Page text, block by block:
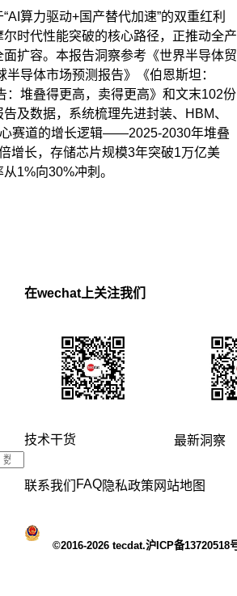
算力驱动+国产替代加速”的双重红利
时代性能突破的核心路径，正推动全产
扩容。本报告洞察参考《世界半导体贸
导体市场预测报告》《伯恩斯坦：
：堆叠得更高，卖得更高》和文末102份
及数据，系统梳理先进封装、HBM、
赛道的增长逻辑——2025-2030年堆叠
增长，存储芯片规模3年突破1万亿美
1%向30%冲刺。
在wechat上关注我们
技术干货 最新洞察
联系我们 FAQ隐私政策 网站地图
©2016-2026 tecdat.沪ICP备13720518